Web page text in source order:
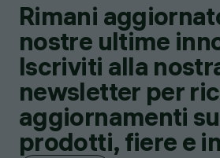
Rimani
nostre ultime
Iscriviti alla
newsletter per
aggiornamenti
prodotti, fiere e